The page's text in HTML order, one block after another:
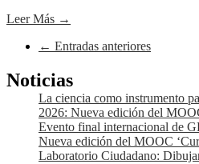
Leer Más →
Navegación
de
entradas
← Entradas anteriores
La ciencia como instrumento
2026: Nueva edición del
Evento final internacional de
Nueva edición del MOOC
Laboratorio Ciudadano: